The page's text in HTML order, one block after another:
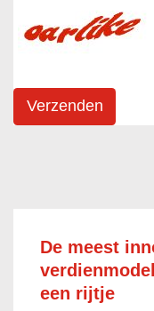
De meest
een rijtje